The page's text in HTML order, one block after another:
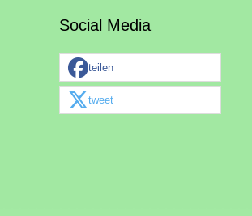
Social Media
teilen
tweet